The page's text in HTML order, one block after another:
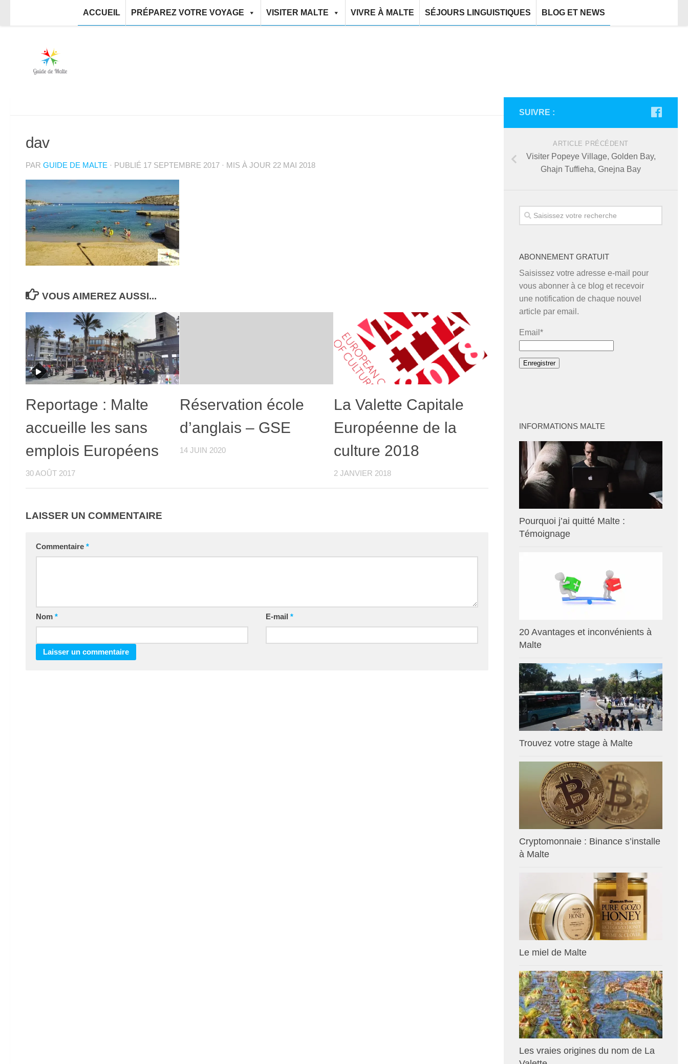
ACCUEIL PRÉPAREZ VOTRE VOYAGE VISITER MALTE VIVRE À MALTE SÉJOURS LINGUISTIQUES BLOG ET NEWS
dav
PAR GUIDE DE MALTE · PUBLIÉ 17 SEPTEMBRE 2017 · MIS À JOUR 22 MAI 2018
VOUS AIMEREZ AUSSI...
Reportage : Malte
accueille les sans
emplois Européens
30 AOÛT 2017
Réservation école
d’anglais – GSE
14 JUIN 2020
La Valette Capitale
Européenne de la
culture 2018
2 JANVIER 2018
LAISSER UN COMMENTAIRE
Commentaire *
Nom * E-mail*
SUIVRE :
ARTICLE PRÉCÉDENT
Visiter Popeye Village, Golden Bay,
Ghajn Tuffieha, Gnejna Bay
ABONNEMENT GRATUIT
Saisissez votre adresse e-mail pour
vous abonner à ce blog et recevoir
une notification de chaque nouvel
article par email.
Email*
INFORMATIONS MALTE
Pourquoi j’ai quitté Malte :
Témoignage
20 Avantages et inconvénients à
Malte
Trouvez votre stage à Malte
Cryptomonnaie : Binance s’installe
à Malte
Le miel de Malte
Les vraies origines du nom de La